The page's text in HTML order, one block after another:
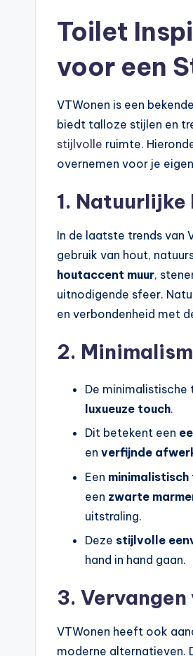
Toilet
voor een
VTWonen is een
biedt talloze stijlen en
stijlvolle ruimte.
overnemen voor je
1.
In de laatste trends van
gebruik van hout,
houtaccent muur,
uitnodigende sfeer.
en verbondenheid met
2.
De minimalistische
luxueuze touch.
Dit betekent een
en verfijnde
Een
een zwarte
uitstraling.
Deze stijlvolle
hand in hand gaan.
3.
VTWonen heeft ook
moderne alternatieven.